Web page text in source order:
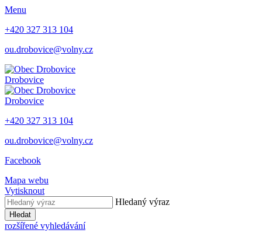
Menu
+420 327 313 104
ou.drobovice@volny.cz
Drobovice
Drobovice
+420 327 313 104
ou.drobovice@volny.cz
Facebook
Mapa webu
Vytisknout
Hledaný výraz
Hledat
rozšířené vyhledávání